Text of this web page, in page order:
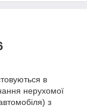
в
нерухомої
з